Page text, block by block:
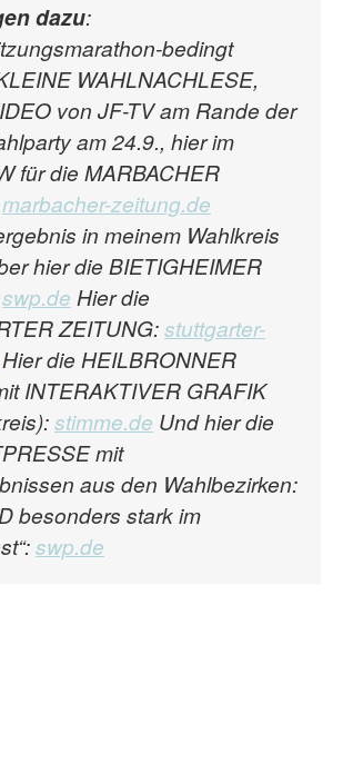
dazu:
bedingt
WAHLNACHLESE,
von JF-TV am Rande der
am 24.9., hier im
für die MARBACHER
marbacher-zeitung.de
in meinem Wahlkreis
hier die BIETIGHEIMER
swp.de Hier die
ZEITUNG:stuttgarter-
Hier die HEILBRONNER
INTERAKTIVER GRAFIK
stimme.de Und hier die
mit
aus den Wahlbezirken:
besonders stark im
swp.de